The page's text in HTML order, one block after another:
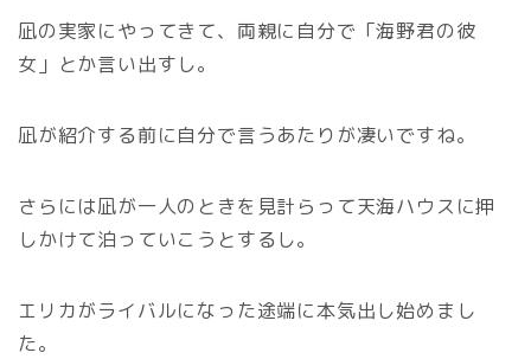
凪の実家にやってきて、両親に自分で「海野君の彼
女」とか言い出すし。
凪が紹介する前に自分で言うあたりが凄いですね。
さらには凪が一人のときを見計らって天海ハウスに押
しかけて泊っていこうとするし。
エリカがライバルになった途端に本気出し始めまし
た。